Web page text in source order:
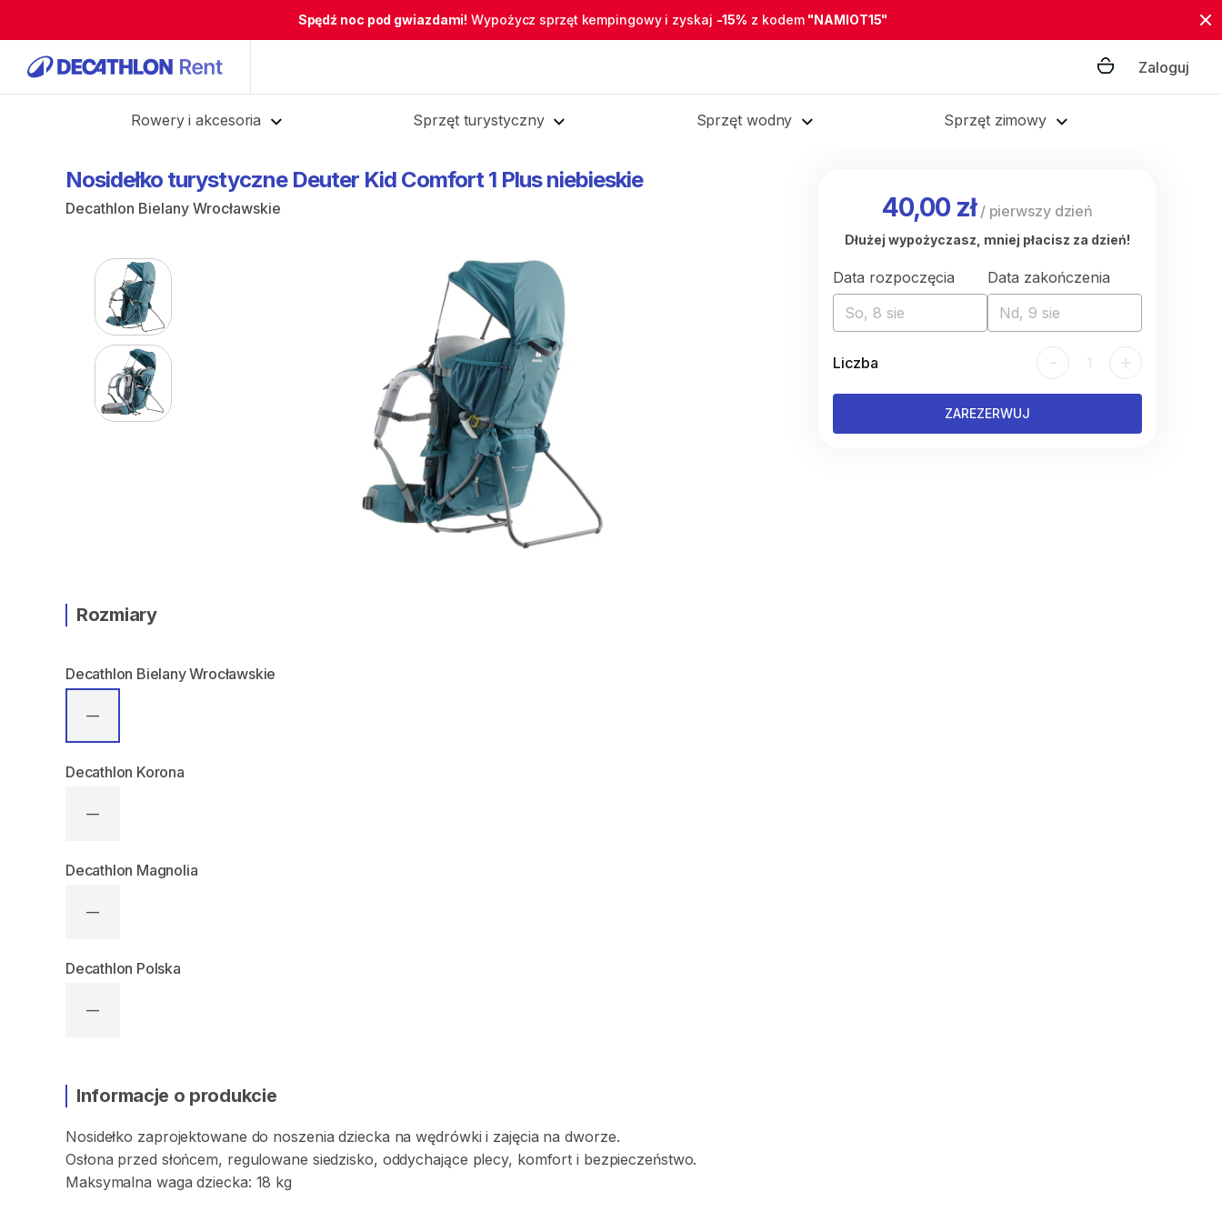
Spędź noc pod gwiazdami! Wypożycz sprzęt kempingowy i zyskaj -15% z kodem "NAMIOT15"
Zaloguj
Rowery i akcesoria Sprzęt turystyczny Sprzęt wodny Sprzęt zimowy
Nosidełko turystyczne Deuter Kid Comfort 1 Plus niebieskie
Decathlon Bielany Wrocławskie
Rozmiary
Decathlon Bielany Wrocławskie
—
Decathlon Korona
—
Decathlon Magnolia
—
Decathlon Polska
—
Informacje o produkcie
Nosidełko zaprojektowane do noszenia dziecka na wędrówki i zajęcia na dworze.
Osłona przed słońcem​,​ regulowane siedzisko​,​ oddychające plecy​,​ komfort i bezpieczeństwo.
Maksymalna waga dziecka: 18 kg
40,00 zł/ pierwszy dzień
Dłużej wypożyczasz, mniej płacisz za dzień!
Data rozpoczęcia
So, 8 sie
Data zakończenia
Nd, 9 sie
Liczba - 1 +
ZAREZERWUJ